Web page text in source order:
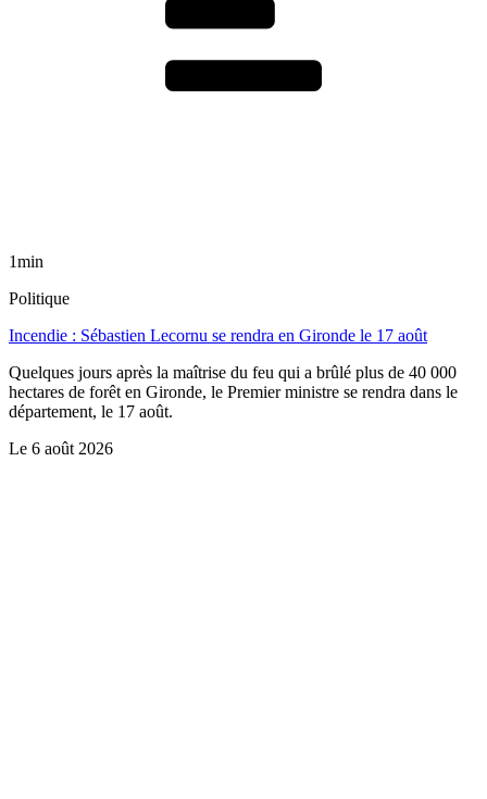
1min
Politique
Incendie : Sébastien Lecornu se rendra en Gironde le 17 août
Quelques jours après la maîtrise du feu qui a brûlé plus de 40 000
hectares de forêt en Gironde, le Premier ministre se rendra dans le
département, le 17 août.
Le 6 août 2026